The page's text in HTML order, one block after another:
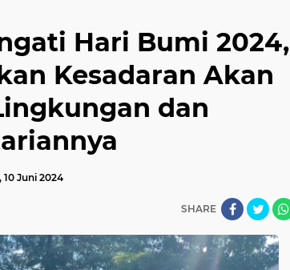
Hari Bumi 2024,
Kesadaran Akan
dan
10 Juni 2024
SHARE